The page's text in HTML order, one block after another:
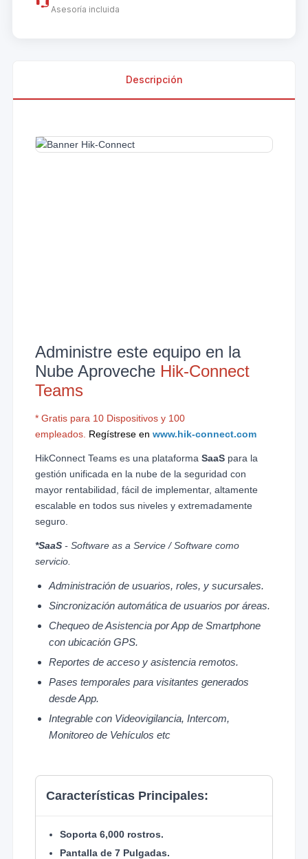
Asesoría incluida
Descripción
Administre este equipo en la
Nube Aproveche Hik-Connect
Teams
* Gratis para 10 Dispositivos y 100
empleados. Regístrese en www.hik-connect.com
HikConnect Teams es una plataforma SaaSpara la
gestión unificada en la nube de la seguridad con
mayor rentabilidad, fácil de implementar, altamente
escalable en todos sus niveles y extremadamente
seguro.
*SaaS- Software as a Service / Software como
servicio.
Administración de usuarios, roles, y sucursales.
Sincronización automática de usuarios por áreas.
Chequeo de Asistencia por App de Smartphone
con ubicación GPS.
Reportes de acceso y asistencia remotos.
Pases temporales para visitantes generados
desde App.
Integrable con Videovigilancia, Intercom,
Monitoreo de Vehículos etc
Características Principales:
Soporta 6,000 rostros.
Pantalla de 7 Pulgadas.